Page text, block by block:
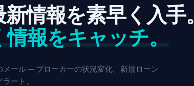
情報を素早く入手。
報をキャッチ。
ール — ブローカーの状況変化、新規ローン
ート。